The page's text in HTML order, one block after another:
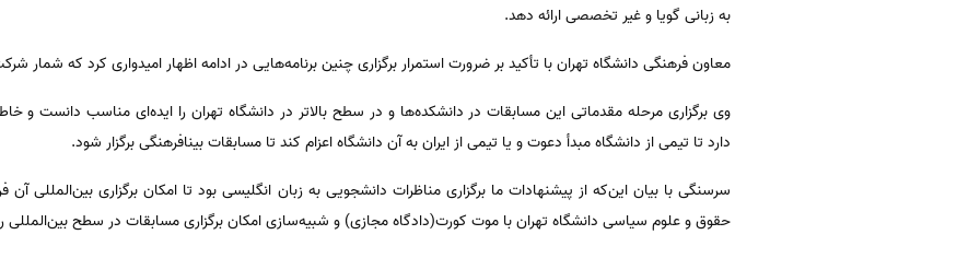
به زبانی گویا و غیر تخصصی ارائه دهد.
معاون فرهنگی دانشگاه تهران با تأکید بر ضرورت استمرار برگزاری چنین برنامه‌هایی در ادامه اظهار امیدواری کرد که شمار
وی برگزاری مرحله مقدماتی این مسابقات در دانشکده‌ها و در سطح بالاتر در دانشگاه تهران را ایده‌ای مناسب دانست و
دارد تا تیمی از دانشگاه مبدأ دعوت و یا تیمی از ایران به آن دانشگاه اعزام کند تا مسابقات بینافرهنگی برگزار شود.
سرسنگی با بیان این‌که از پیشنهادات ما برگزاری مناظرات دانشجویی به زبان انگلیسی بود تا امکان برگزاری بین‌المللی
حقوق و علوم سیاسی دانشگاه تهران با موت کورت(دادگاه مجازی) و شبیه‌سازی امکان برگزاری مسابقات در سطح بین‌المللی